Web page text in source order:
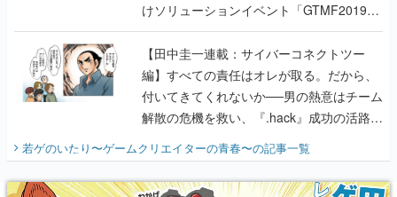
けソリューションイベント「GTMF2019」
に行って、より理解を深めよう【PR】
【田中圭一連載：サイバーコネクトツー
編】すべての責任はオレが取る。だから、
付いてきてくれないか──男の熱意はチーム
解散の危機を救い、『.hack』成功の活路を
開く。業界の快男児・松山 洋に流れる血は
『少年ジャンプ』色だった【若ゲのいた
り】
若ゲのいたり〜ゲームクリエイターの青春〜の記事一覧